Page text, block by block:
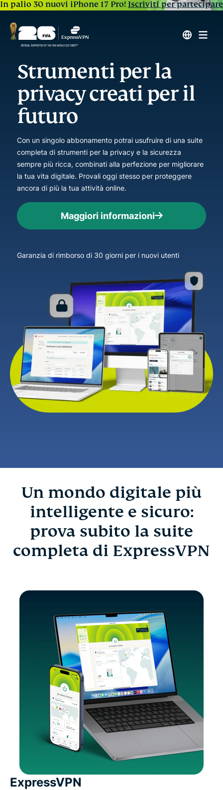
In palio 30 nuovi iPhone 17 Pro! Iscriviti per partecipare
Strumenti per la
privacy creati per il
futuro
Con un singolo abbonamento potrai usufruire di una suite
completa di strumenti per la privacy e la sicurezza
sempre più ricca, combinati alla perfezione per migliorare
la tua vita digitale. Provali oggi stesso per proteggere
ancora di più la tua attività online.
Maggiori informazioni
Garanzia di rimborso di 30 giorni per i nuovi utenti
Un mondo digitale più
intelligente e sicuro:
prova subito la suite
completa di ExpressVPN
ExpressVPN